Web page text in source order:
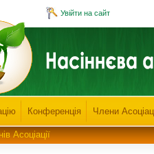
Увійти на сайт
Конференція Члени
Асоціації